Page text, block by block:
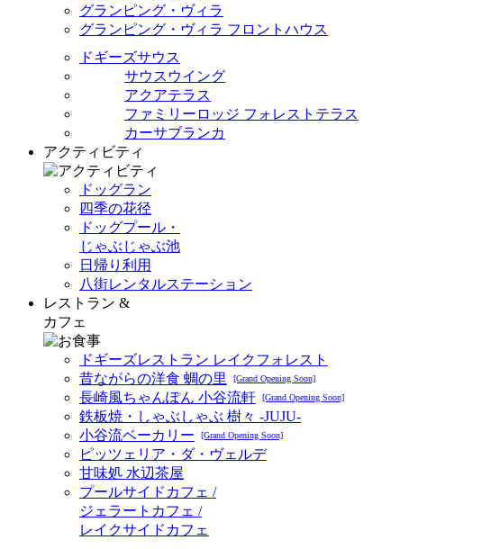
グランピング・ヴィラ
グランピング・ヴィラ フロントハウス
ドギーズサウス
サウスウイング
アクアテラス
ファミリーロッジ フォレストテラス
カーサブランカ
アクティビティ
ドッグラン
四季の花径
ドッグプール・
じゃぶじゃぶ池
日帰り利用
八街レンタルステーション
レストラン &
カフェ
ドギーズレストラン レイクフォレスト
昔ながらの洋食 蜩の里
[Grand Opening Soon]
長崎風ちゃんぽん 小谷流軒 [Grand Opening Soon]
鉄板焼・しゃぶしゃぶ 樹々 -JUJU-
小谷流ベーカリー
[Grand Opening Soon]
ピッツェリア・ダ・ヴェルデ
甘味処 水辺茶屋
プールサイドカフェ /
ジェラートカフェ /
レイクサイドカフェ